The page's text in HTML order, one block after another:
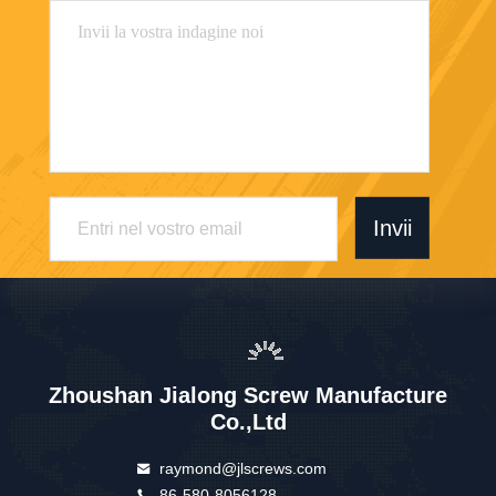
Invii
Zhoushan Jialong Screw Manufacture
Co.,Ltd
raymond@jlscrews.com